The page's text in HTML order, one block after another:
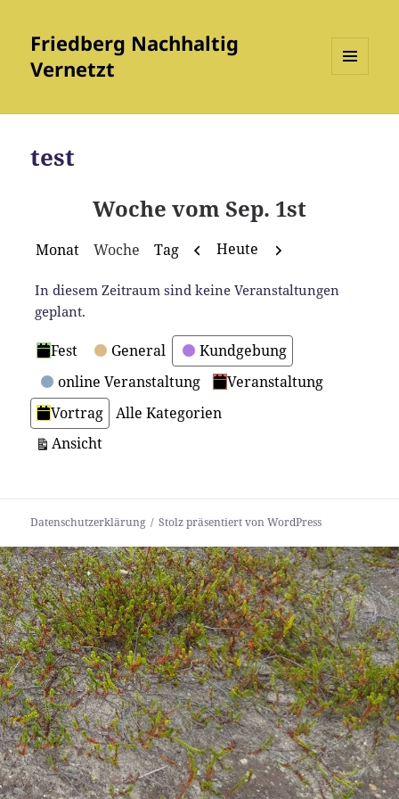
Friedberg Nachhaltig
Vernetzt
WIDGETS
test
Woche vom Sep. 1st
Monat Woche Tag Zurück
Heute Weiter
In diesem Zeitraum sind keine Veranstaltungen
geplant.
Kategorien
Fest General
Kundgebung
online Veranstaltung
Veranstaltung
Vortrag
Alle Kategorien
Ansichtausdrucken
Datenschutzerklärung Stolz präsentiert von WordPress